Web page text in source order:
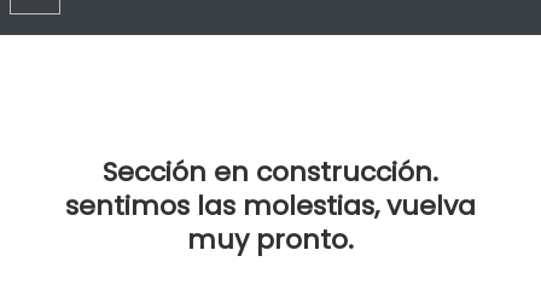
Sección en construcción.
sentimos las molestias, vuelva
muy pronto.